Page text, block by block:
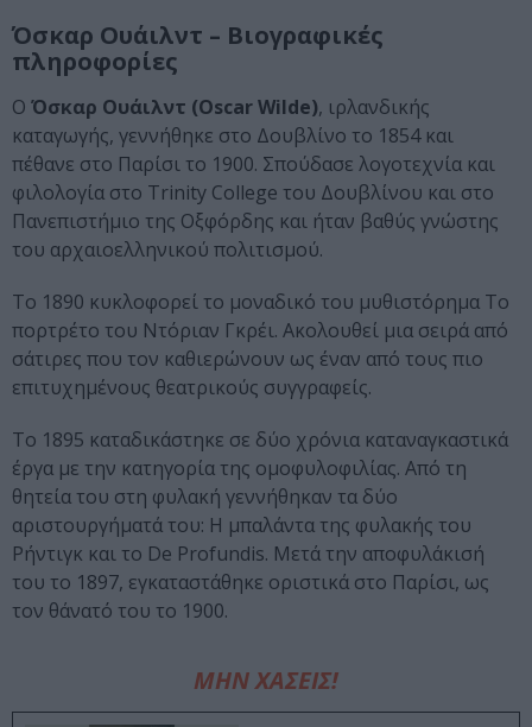
Όσκαρ Oυάιλντ – Βιογραφικές
πληροφορίες
O Όσκαρ Oυάιλντ (Oscar Wilde), ιρλανδικής
καταγωγής, γεννήθηκε στο Δουβλίνο το 1854 και
πέθανε στο Παρίσι το 1900. Σπούδασε λογοτεχνία και
φιλολογία στο Trinity College του Δουβλίνου και στο
Πανεπιστήμιο της Oξφόρδης και ήταν βαθύς γνώστης
του αρχαιοελληνικού πολιτισμού.
Το 1890 κυκλοφορεί το μοναδικό του μυθιστόρημα Το
πορτρέτο του Ντόριαν Γκρέι. Ακολουθεί μια σειρά από
σάτιρες που τον καθιερώνουν ως έναν από τους πιο
επιτυχημένους θεατρικούς συγγραφείς.
Το 1895 καταδικάστηκε σε δύο χρόνια καταναγκαστικά
έργα με την κατηγορία της ομοφυλοφιλίας. Από τη
θητεία του στη φυλακή γεννήθηκαν τα δύο
αριστουργήματά του: Η μπαλάντα της φυλακής του
Ρήντιγκ και το De Profundis. Μετά την αποφυλάκισή
του το 1897, εγκαταστάθηκε οριστικά στο Παρίσι, ως
τον θάνατό του το 1900.
ΜΗΝ ΧΑΣΕΙΣ!